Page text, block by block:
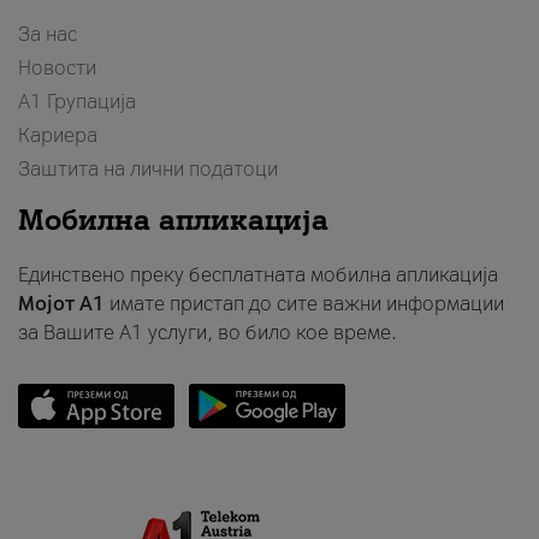
За нас
Новости
А1 Групација
Кариера
Заштита на лични податоци
Мобилна апликација
Единствено преку бесплатната мобилна апликација
Мојот A1 имате пристап до сите важни информации
за Вашите A1 услуги, во било кое време.